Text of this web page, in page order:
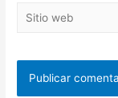
Sitio